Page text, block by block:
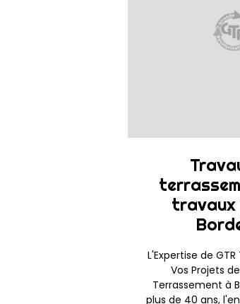
travaux
L'Expertise de GTR
Vos Projets
Terrassement à
plus de 40 ans,